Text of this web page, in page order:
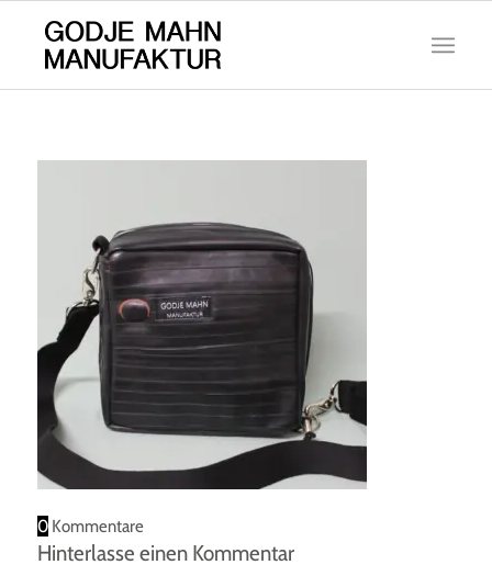
0 Kommentare
Hinterlasse einen Kommentar